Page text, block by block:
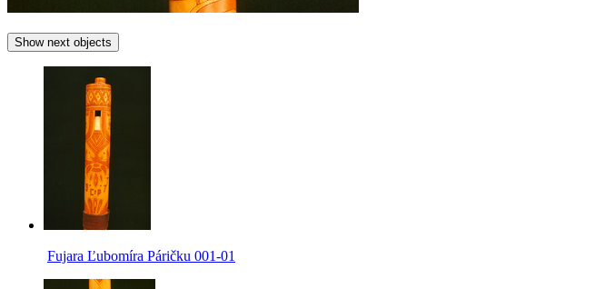
Show next objects
Fujara Ľubomíra Páričku 001-01